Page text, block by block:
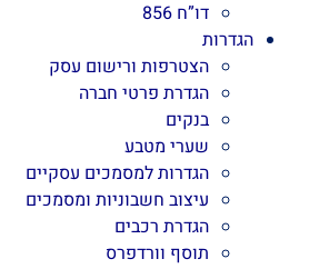
דו”ח 856
הגדרות
הצטרפות ורישום עסק
הגדרת פרטי חברה
בנקים
שערי מטבע
הגדרות למסמכים עסקיים
עיצוב חשבוניות ומסמכים
הגדרת רכבים
תוסף וורדפרס